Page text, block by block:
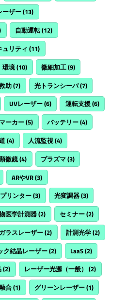
ーザー(13)
自動運転(12)
ュリティ (11)
環境(10) 微細加工(9)
助(7) 光トランシーバ(7)
UVレーザー(6) 運転支援(6)
ーカー(5) バッテリー(4)
(4) 人流監視(4)
微鏡(4) プラズマ(3)
ARやVR(3)
リンター(3) 光変調器(3)
医学計測器(2) セミナー(2)
ガラスレーザー(2) 計測光学(2)
ク結晶レーザー(2) LaaS(2)
(2) レーザー光源（一般） (2)
合(1) グリーンレーザー(1)